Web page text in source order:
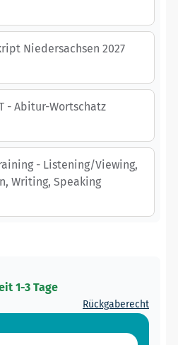
Niedersachsen 2027
- Abitur-Wortschatz
- Listening/Viewing,
Writing, Speaking
1-3 Tage
Rückgaberecht